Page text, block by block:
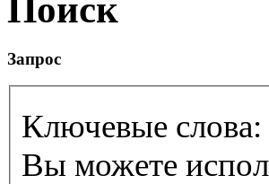
Поиск
Запрос
Ключевые слова:
Вы можете